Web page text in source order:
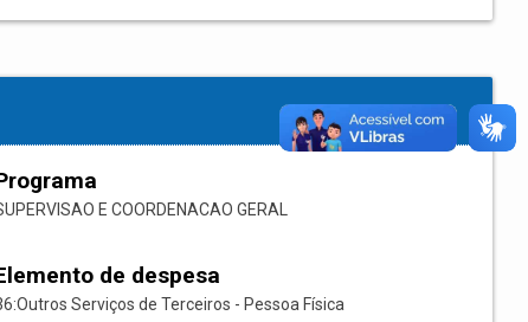
E COORDENACAO GERAL
de despesa
Serviços de Terceiros - Pessoa Física